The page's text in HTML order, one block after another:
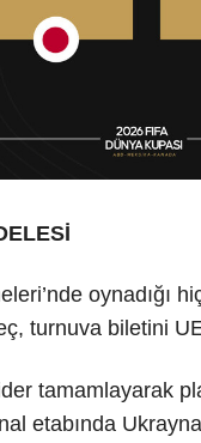
oynadığı
turnuva biletini
tamamlayarak
etabında